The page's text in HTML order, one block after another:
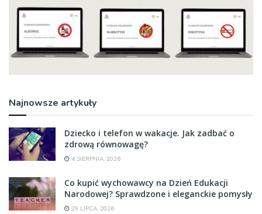
Najnowsze artykuły
Dziecko i telefon w wakacje. Jak zadbać o
zdrową równowagę?
4 SIERPNIA, 2026
Co kupić wychowawcy na Dzień Edukacji
Narodowej? Sprawdzone i eleganckie pomysły
29 LIPCA, 2026